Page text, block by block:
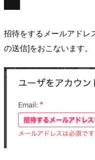
招待をするメールアドレ
の送信]をおこないます。